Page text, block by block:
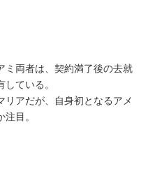
両者は、契約満了後の去就
ている。
アだが、自身初となるアメ
目。